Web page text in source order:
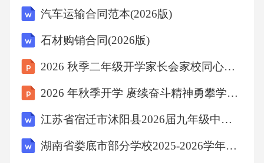
定相应的应急处理预案。定期组织维修人员进
行应急演练，熟悉应急处理流程和操作方法。
物资和人员等。应急资源准备废弃物分类对可
回收的废弃物进行回收再利用，减少资源浪
费。废弃物回收环保措施采取必要的环保措
施，如使用环保清洗剂、降低噪音等，减少对
环境的影响。将维修过程中产生的废弃物进行
汽车运输合同范本(2026版)
石材购销合同(2026版)
2026 秋季二年级开学家长会家校同心共建平安校园
2026 年秋季开学 赓续奋斗精神勇攀学业高峰
江苏省宿迁市沭阳县2026届九年级中考一模数学试卷（含答案）
湖南省娄底市部分学校2025-2026学年高一下学期7月期末考试物理试卷（含答案）